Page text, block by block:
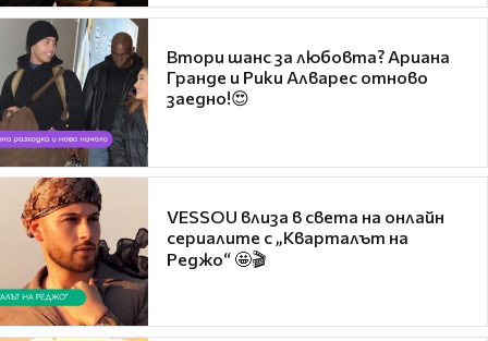
Втори шанс за любовта? Ариана
Гранде и Рики Алварес отново
заедно!😍
VESSOU влиза в света на онлайн
сериалите с „Кварталът на
Реджо“ 🤩🎬